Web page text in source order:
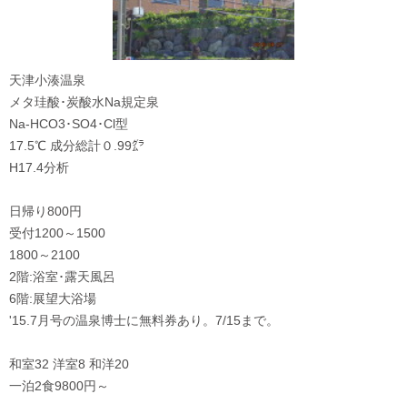
天津小湊温泉
メタ珪酸･炭酸水Na規定泉
Na-HCO3･SO4･Cl型
17.5℃ 成分総計０.99㌘
H17.4分析
日帰り800円
受付1200～1500
1800～2100
2階:浴室･露天風呂
6階:展望大浴場
'15.7月号の温泉博士に無料券あり。7/15まで。
和室32 洋室8 和洋20
一泊2食9800円～